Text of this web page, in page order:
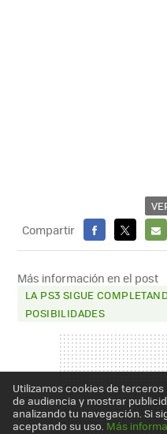
Compartir
FACEBOOK
X
E-
MAIL
Más información en el post
LA PS3 SIGUE
POSIBILIDADES
Utilizamos cookies de
de audiencia y mostrar
analizando tu navegación. Si
aceptando su uso. Más